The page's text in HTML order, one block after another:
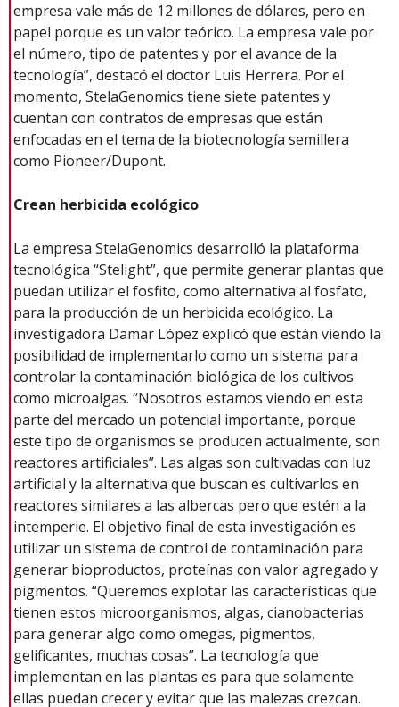
empresa vale más de 12 millones de dólares, pero en
papel porque es un valor teórico. La empresa vale por
el número, tipo de patentes y por el avance de la
tecnología”, destacó el doctor Luis Herrera. Por el
momento, StelaGenomics tiene siete patentes y
cuentan con contratos de empresas que están
enfocadas en el tema de la biotecnología semillera
como Pioneer/Dupont.
Crean herbicida ecológico
La empresa StelaGenomics desarrolló la plataforma
tecnológica “Stelight”, que permite generar plantas que
puedan utilizar el fosfito, como alternativa al fosfato,
para la producción de un herbicida ecológico. La
investigadora Damar López explicó que están viendo la
posibilidad de implementarlo como un sistema para
controlar la contaminación biológica de los cultivos
como microalgas. “Nosotros estamos viendo en esta
parte del mercado un potencial importante, porque
este tipo de organismos se producen actualmente, son
reactores artificiales”. Las algas son cultivadas con luz
artificial y la alternativa que buscan es cultivarlos en
reactores similares a las albercas pero que estén a la
intemperie. El objetivo final de esta investigación es
utilizar un sistema de control de contaminación para
generar bioproductos, proteínas con valor agregado y
pigmentos. “Queremos explotar las características que
tienen estos microorganismos, algas, cianobacterias
para generar algo como omegas, pigmentos,
gelificantes, muchas cosas”. La tecnología que
implementan en las plantas es para que solamente
ellas puedan crecer y evitar que las malezas crezcan.